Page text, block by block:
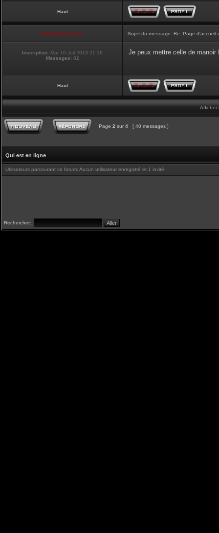
Haut
Club Supra France Sujet du message: Re: Page d'accueil
Inscription: Mar 16 Juil 2013 21:16
Messages: 82
Je peux mettre celle de
Haut
Afficher
Page 2 sur 4 [ 40 messages ]
Qui est en ligne
Utilisateurs parcourant ce forum: Aucun utilisateur enregistré et 1 invité
Rechercher: